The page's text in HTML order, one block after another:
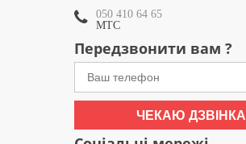
050 410 64 65
МТС
Передзвонити вам ?
ЧЕКАЮ ДЗВІНКА